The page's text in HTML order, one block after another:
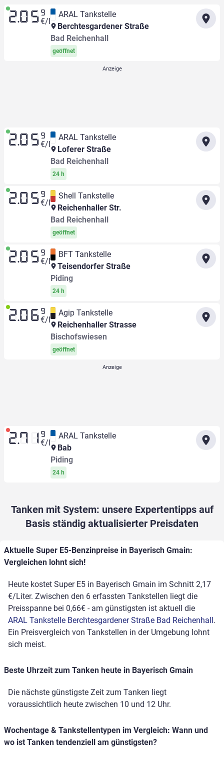
2.05 9
€/l
ARAL Tankstelle
Berchtesgardener Straße
Bad Reichenhall
geöffnet
2.05 9
€/l
ARAL Tankstelle
Loferer Straße
Bad Reichenhall
24 h
2.05 9
€/l
Shell Tankstelle
Reichenhaller Str.
Bad Reichenhall
geöffnet
2.05 9
€/l
BFT Tankstelle
Teisendorfer Straße
Piding
24 h
2.06 9
€/l
Agip Tankstelle
Reichenhaller Strasse
Bischofswiesen
geöffnet
2.71 9
€/l
ARAL Tankstelle
Bab
Piding
24 h
Tanken mit System: unsere Expertentipps auf
Basis ständig aktualisierter Preisdaten
Aktuelle Super E5-Benzinpreise in Bayerisch Gmain:
Vergleichen lohnt sich!
Heute kostet Super E5 in Bayerisch Gmain im Schnitt 2,17
€/Liter. Zwischen den 6 erfassten Tankstellen liegt die
Preisspanne bei 0,66€ - am günstigsten ist aktuell die
ARAL Tankstelle Berchtesgardener Straße Bad Reichenhall .
Ein Preisvergleich von Tankstellen in der Umgebung lohnt
sich meist.
Beste Uhrzeit zum Tanken heute in Bayerisch Gmain
Die nächste günstigste Zeit zum Tanken liegt
voraussichtlich heute zwischen 10 und 12 Uhr.
Wochentage & Tankstellentypen im Vergleich: Wann und
wo ist Tanken tendenziell am günstigsten?